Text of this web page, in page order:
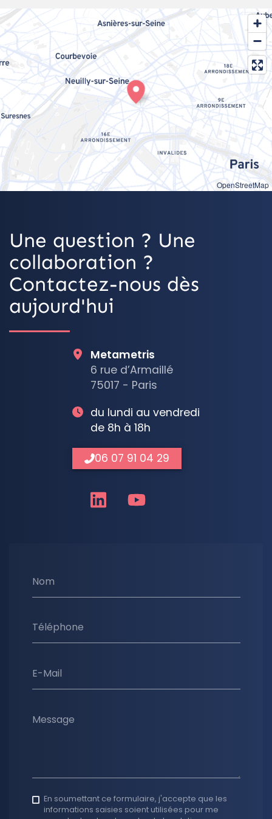
OpenStreetMap
Une question ? Une
collaboration ?
Contactez-nous dès
aujourd'hui
Nom
Téléphone
E-Mail
Message
En soumettant ce formulaire, j'accepte que les
informations saisies soient utilisées pour me
Metametris
6 rue d’Armaillé
75017 - Paris
du lundi au vendredi
de 8h à 18h
06 07 91 04 29